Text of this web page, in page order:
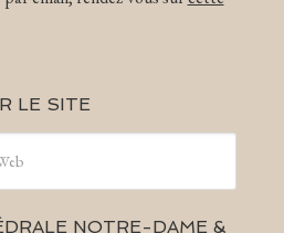
LE SITE
NOTRE-DAME &